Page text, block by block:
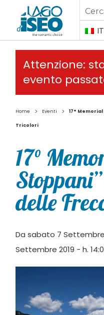
Search
for:
IT
Attenzione:
evento
Home > Eventi > 17°
Tricolori
17°
delle
Da sabato 7
Settembre 2019 - h.